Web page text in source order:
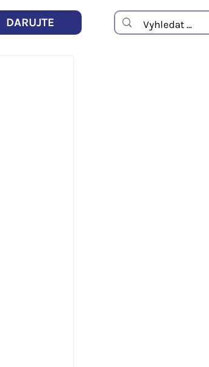
DARUJTE